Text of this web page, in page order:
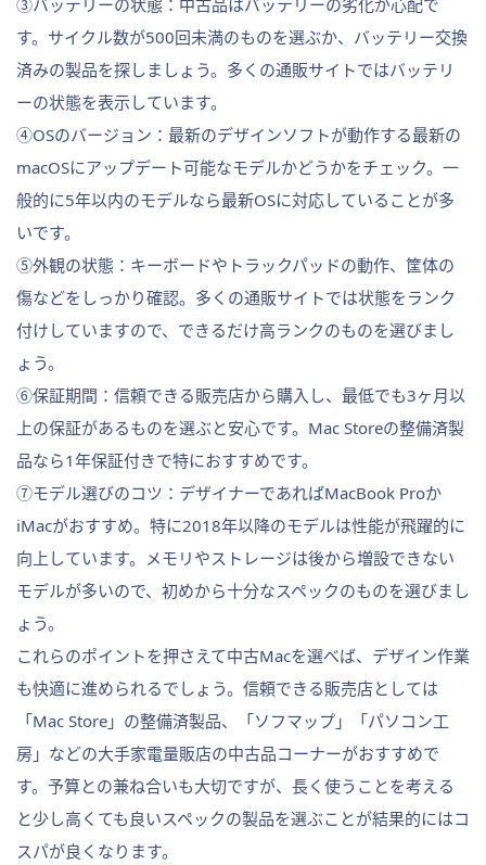
③バッテリーの状態：中古品はバッテリーの劣化が心配で
す。サイクル数が500回未満のものを選ぶか、バッテリー交換
済みの製品を探しましょう。多くの通販サイトではバッテリ
ーの状態を表示しています。
④OSのバージョン：最新のデザインソフトが動作する最新の
macOSにアップデート可能なモデルかどうかをチェック。一
般的に5年以内のモデルなら最新OSに対応していることが多
いです。
⑤外観の状態：キーボードやトラックパッドの動作、筐体の
傷などをしっかり確認。多くの通販サイトでは状態をランク
付けしていますので、できるだけ高ランクのものを選びまし
ょう。
⑥保証期間：信頼できる販売店から購入し、最低でも3ヶ月以
上の保証があるものを選ぶと安心です。Mac Storeの整備済製
品なら1年保証付きで特におすすめです。
⑦モデル選びのコツ：デザイナーであればMacBook Proか
iMacがおすすめ。特に2018年以降のモデルは性能が飛躍的に
向上しています。メモリやストレージは後から増設できない
モデルが多いので、初めから十分なスペックのものを選びまし
ょう。
これらのポイントを押さえて中古Macを選べば、デザイン作業
も快適に進められるでしょう。信頼できる販売店としては
「Mac Store」の整備済製品、「ソフマップ」「パソコン工
房」などの大手家電量販店の中古品コーナーがおすすめで
す。予算との兼ね合いも大切ですが、長く使うことを考える
と少し高くても良いスペックの製品を選ぶことが結果的にはコ
スパが良くなります。